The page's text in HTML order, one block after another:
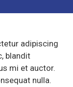
adipiscing
blandit
mi et auctor.
nulla.